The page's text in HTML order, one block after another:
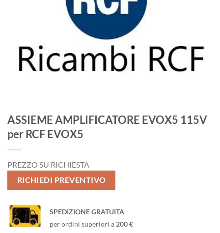
ASSIEME AMPLIFICATORE EVOX5 115V
per RCF EVOX5
PREZZO SU RICHIESTA
RICHIEDI PREVENTIVO
SPEDIZIONE GRATUITA
per ordini superiori a 200 €